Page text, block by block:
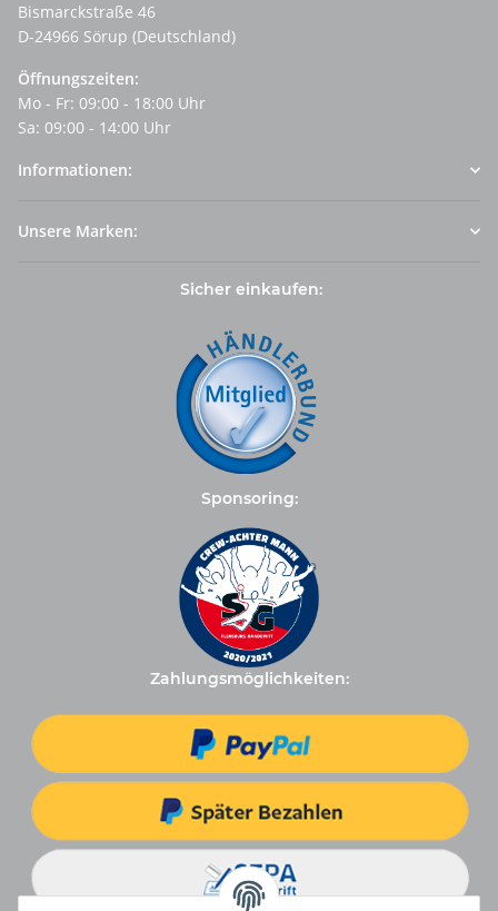
Bismarckstraße 46
D-24966 Sörup (Deutschland)
Öffnungszeiten:
Mo - Fr: 09:00 - 18:00 Uhr
Sa: 09:00 - 14:00 Uhr
Informationen:
Unsere Marken:
Sicher einkaufen:
Sponsoring:
Zahlungsmöglichkeiten: